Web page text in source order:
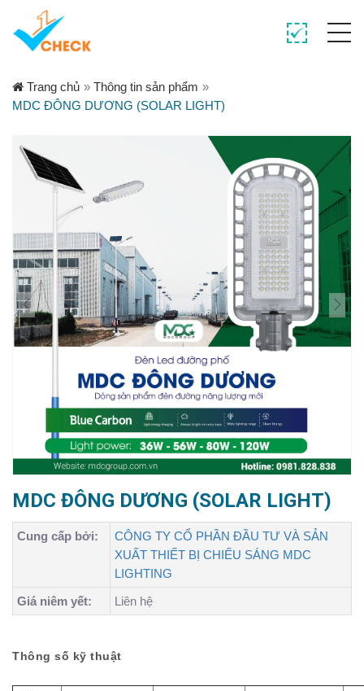
Trang chủ » Thông tin sản phẩm »
MDC ĐÔNG DƯƠNG (SOLAR LIGHT)
MDC ĐÔNG DƯƠNG (SOLAR LIGHT)
Cung cấp bởi:
CÔNG TY CỔ PHẦN ĐẦU TƯ VÀ SẢN
XUẤT THIẾT BỊ CHIẾU SÁNG MDC
LIGHTING
Giá niêm yết:
Liên hệ
Thông số kỹ thuật